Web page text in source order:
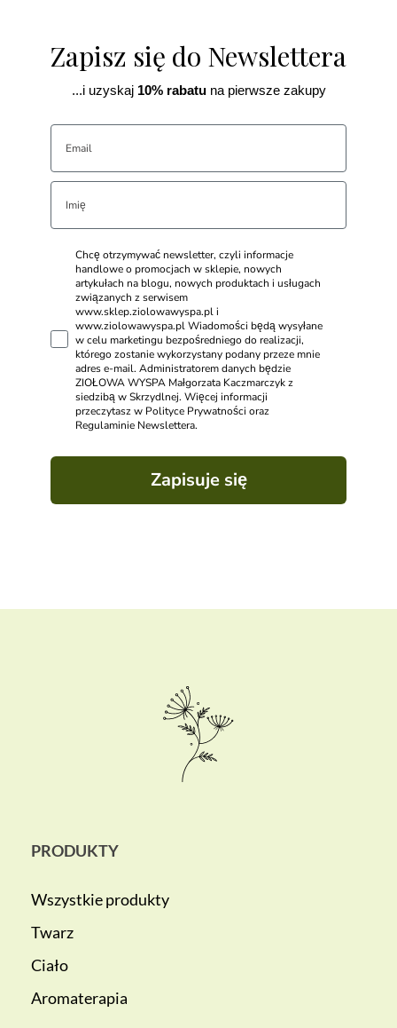
Zapisz się do Newslettera
...i uzyskaj10% rabatuna pierwsze zakupy
Chcę otrzymywać newsletter, czyli informacje
handlowe o promocjach w sklepie, nowych
artykułach na blogu, nowych produktach i usługach
związanych z serwisem
www.sklep.ziolowawyspa.pl i
www.ziolowawyspa.pl Wiadomości będą wysyłane
w celu marketingu bezpośredniego do realizacji,
którego zostanie wykorzystany podany przeze mnie
adres e-mail. Administratorem danych będzie
ZIOŁOWA WYSPA Małgorzata Kaczmarczyk z
siedzibą w Skrzydlnej. Więcej informacji
przeczytasz w Polityce Prywatności oraz
Regulaminie Newslettera.
Zapisuje się
PRODUKTY
Wszystkie produkty
Twarz
Ciało
Aromaterapia